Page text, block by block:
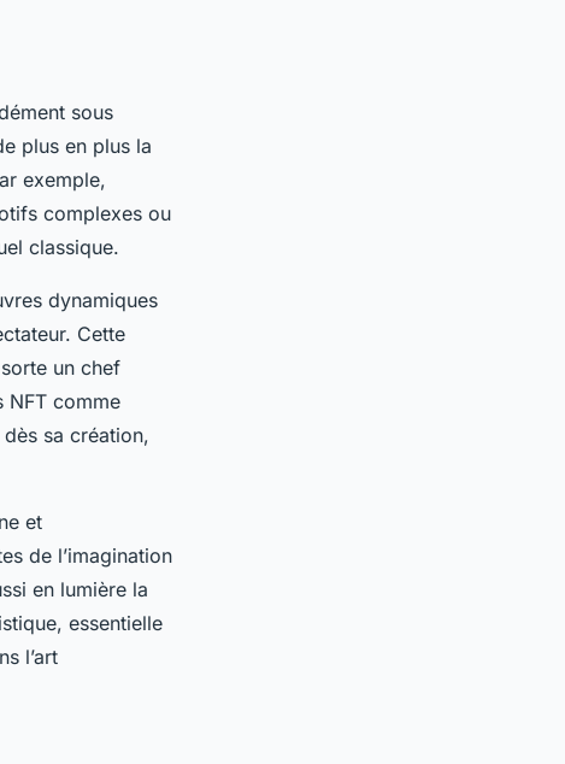
sous
plus en plus la
exemple,
complexes ou
classique.
dynamiques
Cette
un chef
NFT comme
sa création,
et
de l’imagination
en lumière la
essentielle
l’art